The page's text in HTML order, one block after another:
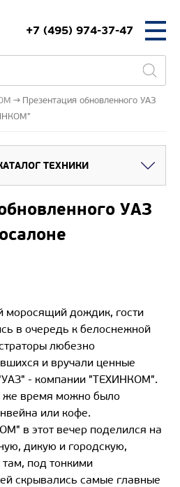
+7 (495) 974-37-47
Презентация обновленного УАЗ
ТЕХНИКИ
УАЗ
дождик, гости
в очередь к белоснежной
любезно
и вручали ценные
- компании "ТЕХИНКОМ".
же время можно было
или кофе.
в этот вечер поделился на
дикую и городскую,
под тонкими
скрывались самые главные